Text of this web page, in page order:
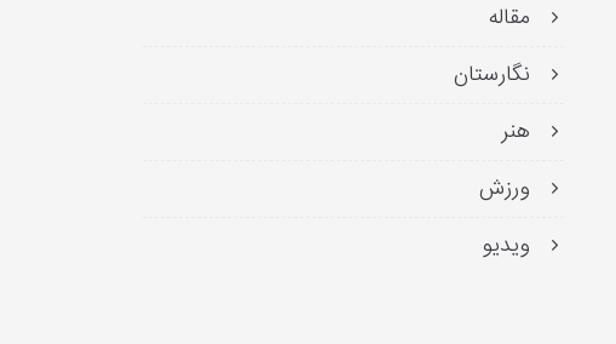
مقاله
نگارستان
هنر
ورزش
ویدیو